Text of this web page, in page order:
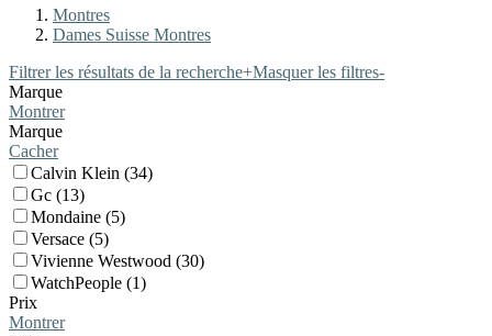
Montres
Dames Suisse Montres
Filtrer les résultats de la recherche+Masquer les filtres-
Marque
Montrer
Marque
Cacher
Calvin Klein (34)
Gc (13)
Mondaine (5)
Versace (5)
Vivienne Westwood (30)
WatchPeople (1)
Prix
Montrer